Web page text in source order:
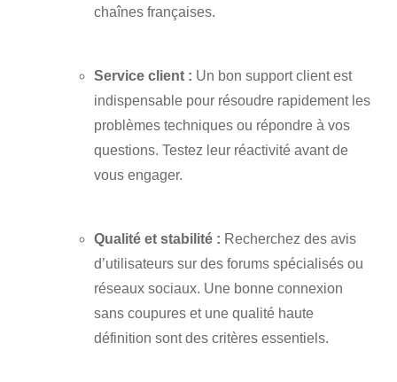
chaînes françaises.
Service client : Un bon support client est
indispensable pour résoudre rapidement les
problèmes techniques ou répondre à vos
questions. Testez leur réactivité avant de
vous engager.
Qualité et stabilité : Recherchez des avis
d’utilisateurs sur des forums spécialisés ou
réseaux sociaux. Une bonne connexion
sans coupures et une qualité haute
définition sont des critères essentiels.